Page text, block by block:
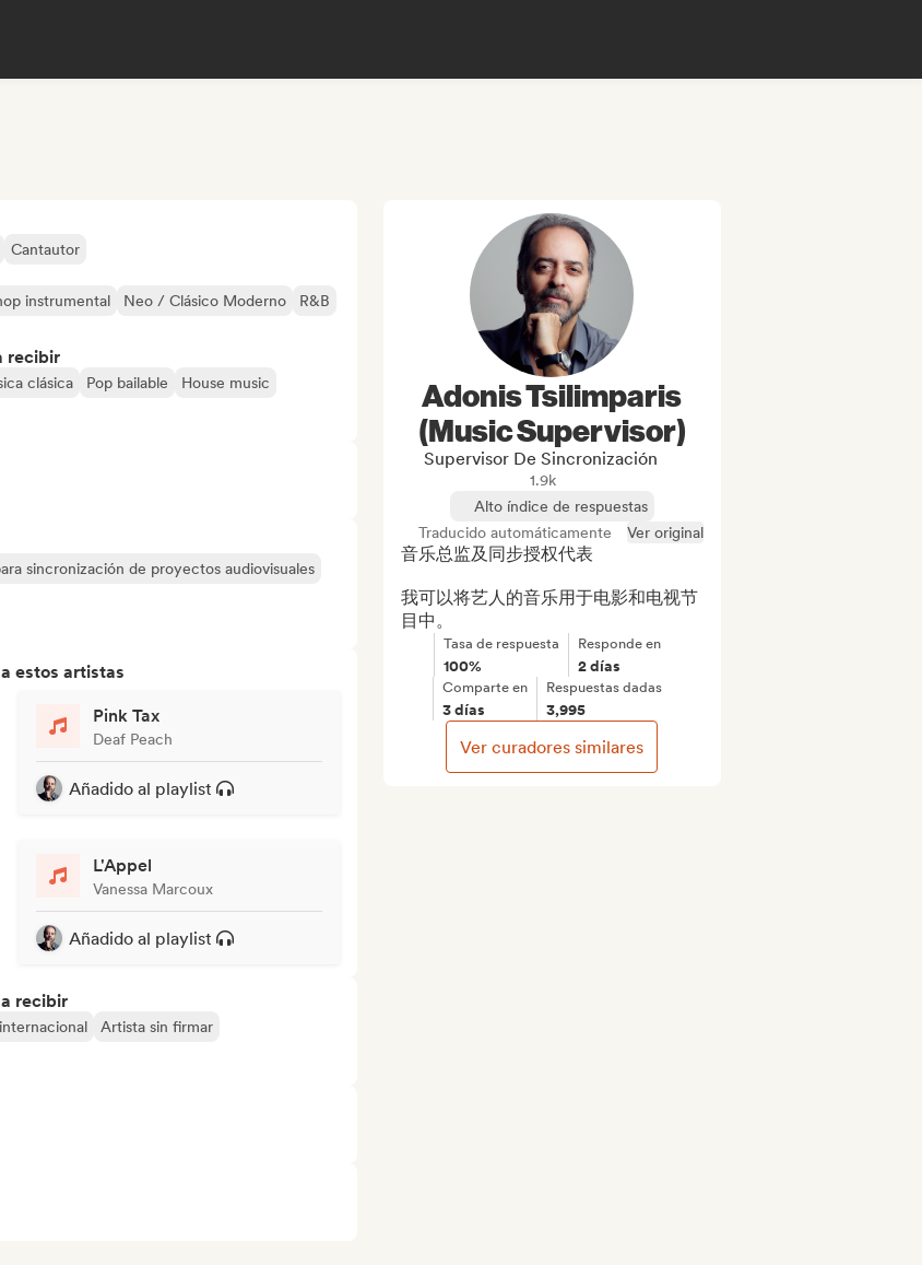
Cantautor
instrumental Neo / Clásico Moderno
R&B
recibir
clásica Pop bailable
House music
sincronización de proyectos audiovisuales
estos artistas
Pink Tax
Deaf Peach
Añadido al playlist
L'Appel
Vanessa Marcoux
Añadido al playlist
recibir
Artista sin firmar
Adonis Tsilimparis
(Music Supervisor)
Supervisor De Sincronización
1.9k
Alto índice de respuestas
Traducido automáticamente
Ver original
音乐总监及同步授权代表
我可以将艺人的音乐用于电影和电视节
目中。
Tasa de respuesta
100%
Responde en
2 días
Comparte en
3 días
Respuestas dadas
3,995
Ver curadores similares